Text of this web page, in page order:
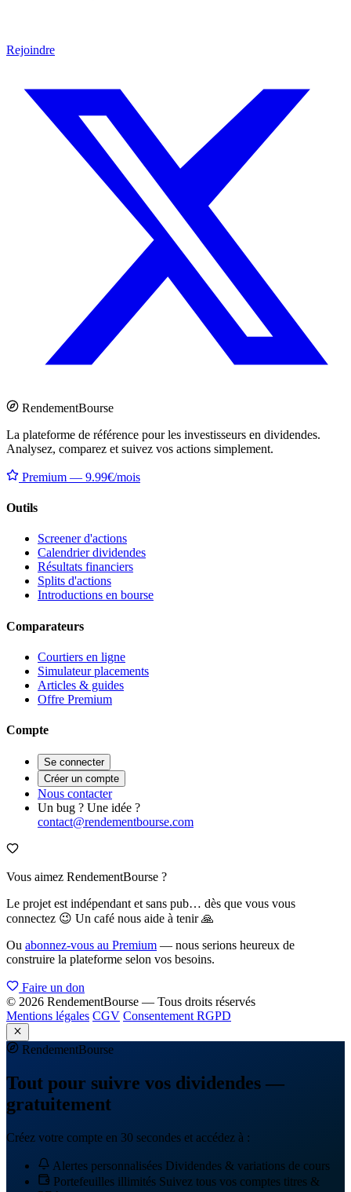
Rejoindre
RendementBourse
La plateforme de référence pour les investisseurs en dividendes.
Analysez, comparez et suivez vos actions simplement.
Premium — 9.99€/mois
Outils
Screener d'actions
Calendrier dividendes
Résultats financiers
Splits d'actions
Introductions en bourse
Comparateurs
Courtiers en ligne
Simulateur placements
Articles & guides
Offre Premium
Compte
Se connecter
Créer un compte
Nous contacter
Un bug ? Une idée ?
contact@rendementbourse.com
Vous aimez RendementBourse ?
Le projet est indépendant et sans pub… dès que vous vous
connectez 😉 Un café nous aide à tenir 🙏
Ou abonnez-vous au Premium — nous serions heureux de
construire la plateforme selon vos besoins.
Faire un don
© 2026 RendementBourse — Tous droits réservés
Mentions légales CGV Consentement RGPD
RendementBourse
Tout pour suivre vos dividendes —
gratuitement
Créez votre compte en 30 secondes et accédez à :
Alertes personnalisées Dividendes & variations de cours
Portefeuilles illimités Suivez tous vos comptes titres &